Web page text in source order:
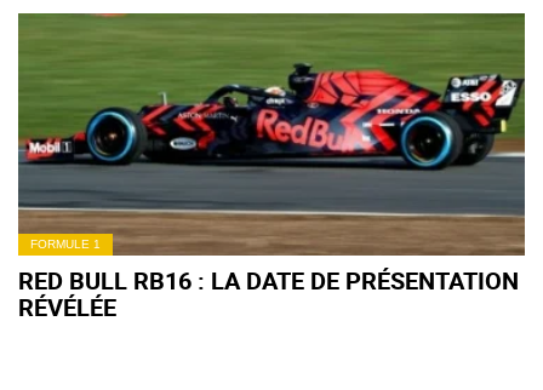
FORMULE 1
RED BULL RB16 : LA DATE DE PRÉSENTATION
RÉVÉLÉE